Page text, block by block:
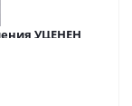
УЦЕНЕН